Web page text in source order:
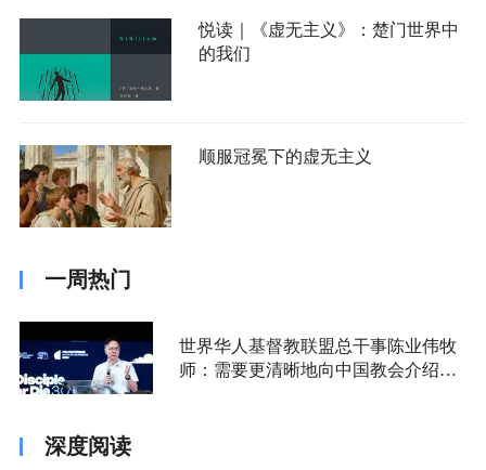
悦读｜《虚无主义》：楚门世界中
的我们
顺服冠冕下的虚无主义
一周热门
世界华人基督教联盟总干事陈业伟牧
师：需要更清晰地向中国教会介绍福
深度阅读